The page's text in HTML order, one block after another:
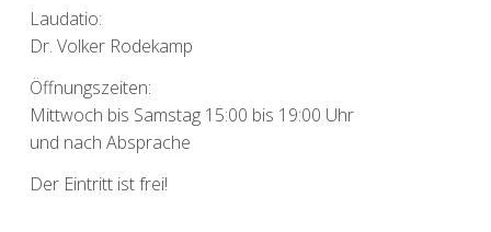
Laudatio:
Dr. Volker Rodekamp
Öffnungszeiten:
Mittwoch bis Samstag 15:00 bis 19:00 Uhr
und nach Absprache
Der Eintritt ist frei!